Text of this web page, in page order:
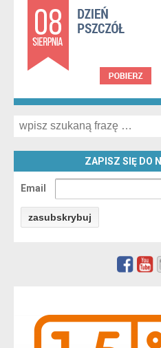
Search for:
ZAPISZ SIĘ DO
Email